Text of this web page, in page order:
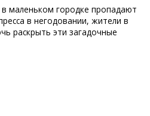
маленьком городке пропадают
в негодовании, жители в
раскрыть эти загадочные